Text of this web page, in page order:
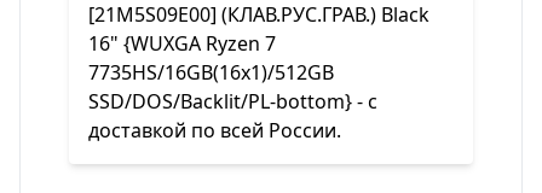
[21M5S09E00] (КЛАВ.РУС.ГРАВ.) Black
16" {WUXGA Ryzen 7
7735HS/16GB(16x1)/512GB
SSD/DOS/Backlit/PL-bottom} - с
доставкой по всей России.